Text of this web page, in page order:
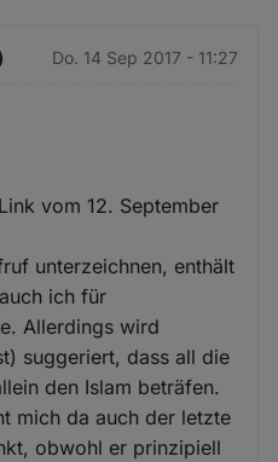
Do. 14 Sep 2017 - 11:27
vom 12. September
unterzeichnen, enthält
ich für
Allerdings wird
suggeriert, dass all die
den Islam beträfen.
mich da auch der letzte
obwohl er prinzipiell